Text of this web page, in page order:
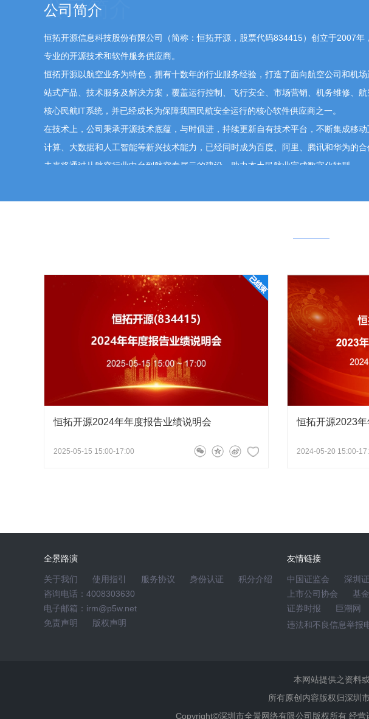
公司在商业航天领域是否有布局? 去年年初公司整合的航空卫星物联网
业盈利能力如何?
及的相关事项，公司未达到单独信息披露标准、未做专项对外披露，具体情况还
告及定期报告为准。感谢您的理解与支持！
尊敬的投资者您好，感谢您的关注！公司积极布局低空经济相关业务，业务范围
低空起降场智能管控设备、低空飞行监管系统、低空运营管理及指挥调度系统等
将持续推进市场开拓，稳步推动相关业务持续发展。
山屿丶 问 董事、总经理刘德永
公司在低空相关领域有布局，且在试点城市有先发优势，请问这些优势
尊敬的投资者，感谢关注！公司长期跟踪低空市场发展趋势，经过两年市场探
相关产品与解决方案，已基本完成低空领域产品体系搭建。伴随各试点区域低空
落地，公司将深度匹配各地低空产业发展节奏，积极把握低空产业落地机遇，
尊敬的投资者，感谢关注！公司 2026 年员工持股计划业绩目标，主要依托公
润；二、低空经济业务，在政策与产业双重驱动下机遇充沛，公司积极布局拓展
要业绩增长点；三、AI大模型赋能，依托行业大模型发展契机，赋能产品升级
务稳步落地，多重业务助力公司业绩目标实现。
公司简介
恒拓开源信息科技股份有限公司（简称：恒拓开源，股票代码834415）创立于2007年
专业的开源技术和软件服务供应商。
恒拓开源以航空业务为特色，拥有十数年的行业服务经验，打造了面向航空公司和机
站式产品、技术服务及解决方案，覆盖运行控制、飞行安全、市场营销、机务维修、
核心民航IT系统，并已经成长为保障我国民航安全运行的核心软件供应商之一。
在技术上，公司秉承开源技术底蕴，与时俱进，持续更新自有技术平台，不断集成移动
计算、大数据和人工智能等新兴技术能力，已经同时成为百度、阿里、腾讯和华为的合
未来将通过从航空行业中台到航空专属云的建设，助力本土民航业完成数字化转型。
极、联想等超过百余家知名企业和组织机构提供数字化转型咨询、行业数字化解决方
恒拓开源2024年年度报告业绩说明会
2025-05-15 15:00-17:00
恒拓开源2023
2024-05-20 15:00-
全景路演
关于我们 使用指引 服务协议 身份认证
积分介绍
咨询电话：4008303630
电子邮箱：irm@p5w.net
免责声明
版权声明
友情链接
中国证监会 深圳
上市公司协会
基
证券时报
巨潮网
违法和不良信息举报
本网站提供之资料
所有原创内容版权归深圳
Copyright©深圳市全景网络有限公司版权所有 经